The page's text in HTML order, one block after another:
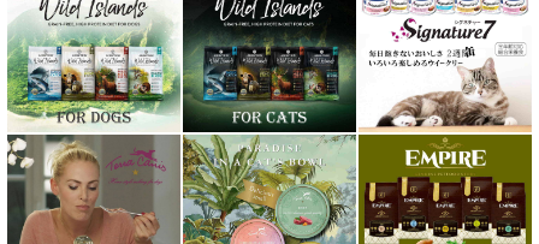
ネイチャーベット NaturVet
バーキングヘッズ BARKING HEADS
ハーロウブレンド Harlow Blend
バイオトロール・バイオフレッシュ Byotrol
バリアサプリ